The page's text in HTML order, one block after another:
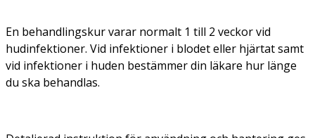
En behandlingskur varar normalt 1 till 2 veckor vid
hudinfektioner. Vid infektioner i blodet eller hjärtat samt
vid infektioner i huden bestämmer din läkare hur länge
du ska behandlas.